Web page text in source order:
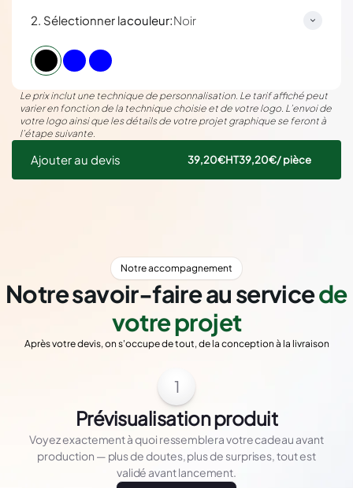
2. Sélectionner lacouleur:Noir
Le prix inclut une technique de personnalisation. Le tarif affiché peut
varier en fonction de la technique choisie et de votre logo. L’envoi de
votre logo ainsi que les détails de votre projet graphique se feront à
l’étape suivante.
Ajouter au devis 39,20€HT39,20€/ pièce
Notre accompagnement
Notre savoir-faire au servicede
votre projet
Après votre devis, on s'occupe de tout, de la conception à la livraison
1
Prévisualisation produit
Voyez exactement à quoi ressemblera votre cadeau avant
production — plus de doutes, plus de surprises, tout est
validé avant lancement.